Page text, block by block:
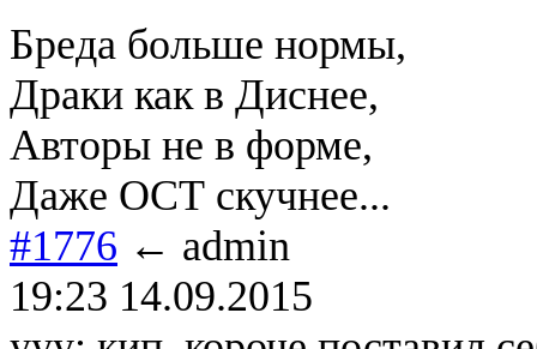
Бреда больше нормы,
Драки как в Диснее,
Авторы не в форме,
Даже ОСТ скучнее...
#1776 ← admin
19:23 14.09.2015